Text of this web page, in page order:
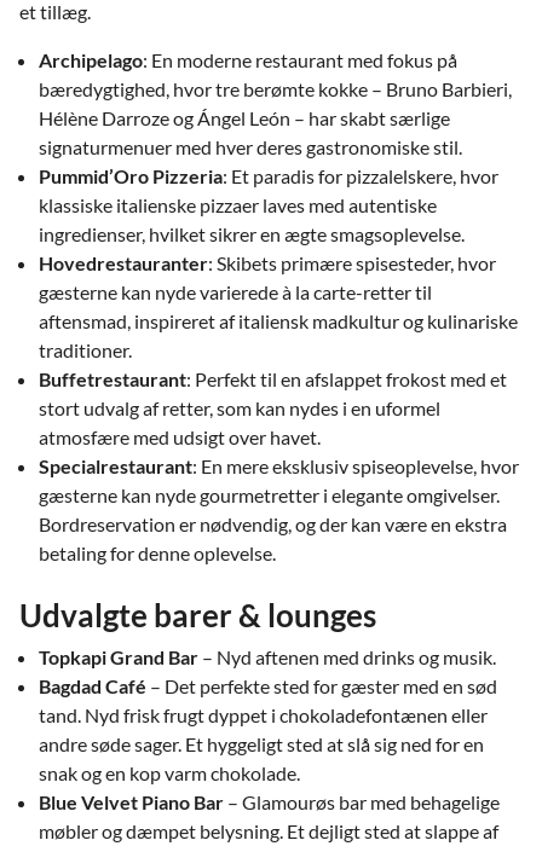
et tillæg.
Archipelago: En moderne restaurant med fokus på
bæredygtighed, hvor tre berømte kokke – Bruno Barbieri,
Hélène Darroze og Ángel León – har skabt særlige
signaturmenuer med hver deres gastronomiske stil.
Pummid’Oro Pizzeria: Et paradis for pizzalelskere, hvor
klassiske italienske pizzaer laves med autentiske
ingredienser, hvilket sikrer en ægte smagsoplevelse.
Hovedrestauranter: Skibets primære spisesteder, hvor
gæsterne kan nyde varierede à la carte-retter til
aftensmad, inspireret af italiensk madkultur og kulinariske
traditioner.
Buffetrestaurant: Perfekt til en afslappet frokost med et
stort udvalg af retter, som kan nydes i en uformel
atmosfære med udsigt over havet.
Specialrestaurant: En mere eksklusiv spiseoplevelse, hvor
gæsterne kan nyde gourmetretter i elegante omgivelser.
Bordreservation er nødvendig, og der kan være en ekstra
betaling for denne oplevelse.
Udvalgte barer & lounges
Topkapi Grand Bar – Nyd aftenen med drinks og musik.
Bagdad Café – Det perfekte sted for gæster med en sød
tand. Nyd frisk frugt dyppet i chokoladefontænen eller
andre søde sager. Et hyggeligt sted at slå sig ned for en
snak og en kop varm chokolade.
Blue Velvet Piano Bar – Glamourøs bar med behagelige
møbler og dæmpet belysning. Et dejligt sted at slappe af